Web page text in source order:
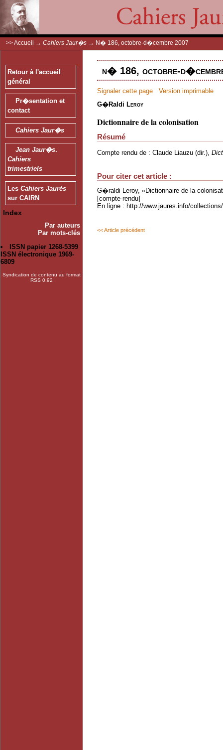
>>Accueil → Cahiers Jaur�s → N� 186, octobre-d�cembre 2007
Retour à l'accueil
général
Pr�sentation et
contact
Cahiers Jaur�s
Jean Jaur�s.
Cahiers
trimestriels
Les Cahiers Jaurès
sur CAIRN
Index
Par auteurs
Par mots-clés
ISSN papier 1268-5399
ISSN électronique 1969-
6809
Syndication de contenu au format
RSS 0.92
n� 186, octobre-
Signaler cette page
Version imprimable
G�raldi Leroy
Dictionnaire de la colonisation
Résumé
Compte rendu de : Claude Liauzu (dir.),
Pour citer cet article :
G�raldi Leroy, «Dictionnaire de la
[compte-rendu]
En ligne : http://www.jaures.info/
<< Article précédent